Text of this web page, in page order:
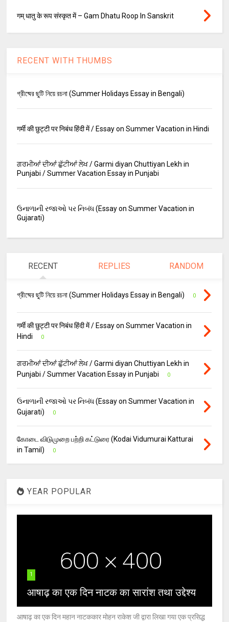
गम् धातु के रूप संस्कृत में – Gam Dhatu Roop In Sanskrit
RECENT WITH THUMBS
গ্রীষ্মের ছুটি নিয়ে রচনা (Summer Holidays Essay in Bengali)
गर्मी की छुट्टी पर निबंध हिंदी में / Essay on Summer Vacation in Hindi
ਗਰਮੀਆਂ ਦੀਆਂ ਛੁੱਟੀਆਂ ਲੇਖ / Garmi diyan Chuttiyan Lekh in
Punjabi / Summer Vacation Essay in Punjabi
ઉનાળાની રજાઓ પર નિબંધ (Essay on Summer Vacation in
Gujarati)
RECENT REPLIES RANDOM
গ্রীষ্মের ছুটি নিয়ে রচনা (Summer Holidays Essay in Bengali) 0
गर्मी की छुट्टी पर निबंध हिंदी में / Essay on Summer Vacation in
Hindi
0
ਗਰਮੀਆਂ ਦੀਆਂ ਛੁੱਟੀਆਂ ਲੇਖ / Garmi diyan Chuttiyan Lekh in
Punjabi / Summer Vacation Essay in Punjabi
0
ઉનાળાની રજાઓ પર નિબંધ (Essay on Summer Vacation in
Gujarati)
0
கோடை விடுமுறை பற்றி கட்டுரை (Kodai Vidumurai Katturai
in Tamil)
0
YEAR POPULAR
1
आषाढ़ का एक दिन नाटक का सारांश तथा उद्देश्य
आषाढ़ का एक दिन महान नाटककार मोहन राकेश जी द्वारा लिखा गया एक प्रसिद्ध